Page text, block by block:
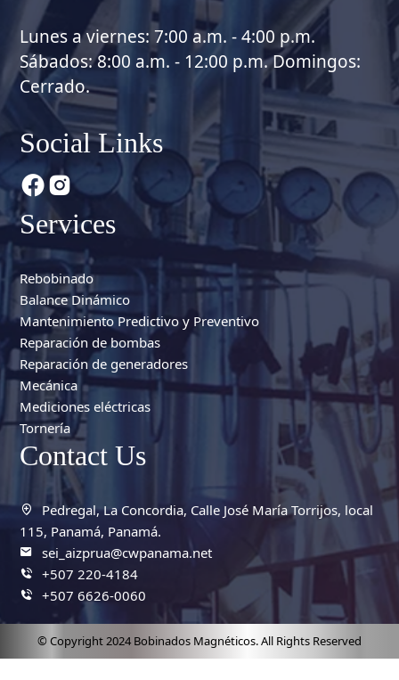
Lunes a viernes: 7:00 a.m. - 4:00 p.m.
Sábados: 8:00 a.m. - 12:00 p.m. Domingos:
Cerrado.
Social Links
Services
Rebobinado
Balance Dinámico
Mantenimiento Predictivo y Preventivo
Reparación de bombas
Reparación de generadores
Mecánica
Mediciones eléctricas
Tornería
Contact Us
Pedregal, La Concordia, Calle José María Torrijos, local
115, Panamá, Panamá.
sei_aizprua@cwpanama.net
+507 220-4184
+507 6626-0060
© Copyright 2024 Bobinados Magnéticos. All Rights Reserved